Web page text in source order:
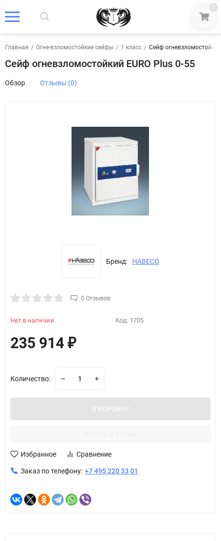
0
Главная / Огне-взломостойкие сейфы / 1 класс / Сейф
Сейф огневзломостойкий EURO Plus 0-55
Обзор Отзывы (0)
Бренд: HABECO
0 Отзывов
Нет в наличии Код: 1705
235 914 ₽
Количество:
В КОРЗИНУ
Избранное Сравнение
Заказ по телефону: +7 495 220 33 01